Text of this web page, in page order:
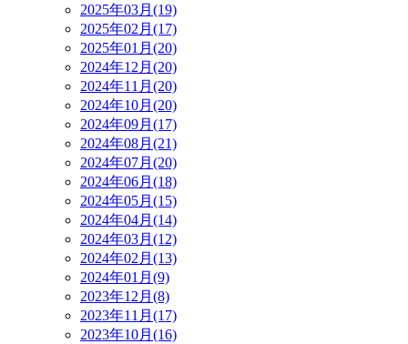
2025年03月(19)
2025年02月(17)
2025年01月(20)
2024年12月(20)
2024年11月(20)
2024年10月(20)
2024年09月(17)
2024年08月(21)
2024年07月(20)
2024年06月(18)
2024年05月(15)
2024年04月(14)
2024年03月(12)
2024年02月(13)
2024年01月(9)
2023年12月(8)
2023年11月(17)
2023年10月(16)